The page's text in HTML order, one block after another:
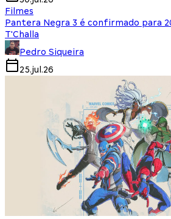
Filmes
Pantera Negra 3 é confirmado para
T'Challa
Pedro Siqueira
25.jul.26